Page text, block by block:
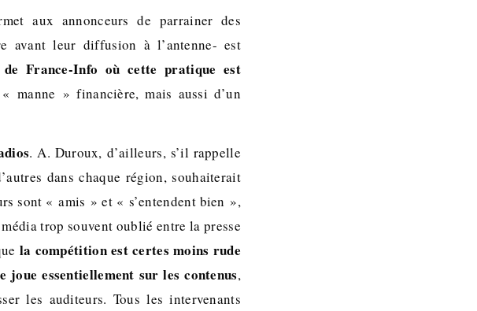
aux annonceurs de parrainer des
avant leur diffusion à l’antenne- est
France-Info où cette pratique est
manne » financière, mais aussi d’un
. A. Duroux, d’ailleurs, s’il rappelle
dans chaque région, souhaiterait
sont « amis » et « s’entendent bien »,
trop souvent oublié entre la presse
la compétition est certes moins rude
essentiellement sur les contenus,
les auditeurs. Tous les intervenants